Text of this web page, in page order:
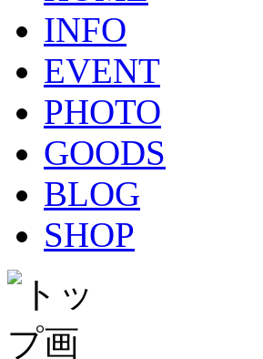
INFO
EVENT
PHOTO
GOODS
BLOG
SHOP